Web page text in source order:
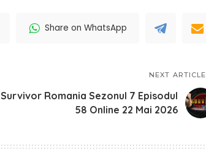
Share on WhatsApp
NEXT ARTICLE
Survivor Romania Sezonul 7 Episodul
58 Online 22 Mai 2026